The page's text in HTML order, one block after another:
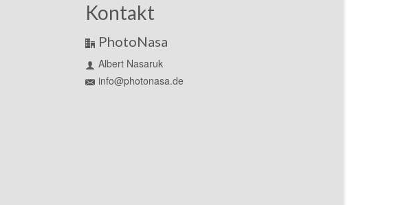
Kontakt
PhotoNasa
Albert Nasaruk
info@photonasa.de